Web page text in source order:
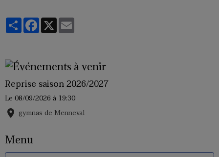
PartagerFacebook
X
Reprise saison 2026/2027
Le 08/09/2026 à 19:30
gymnas de Menneval
Menu